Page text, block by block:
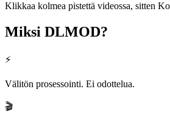
Klikkaa kolmea pistettä videossa, sitten
Miksi DLMOD?
⚡
Välitön prosessointi. Ei odottelua.
🎬